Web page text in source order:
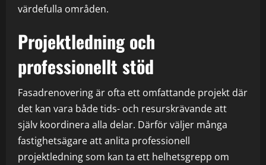
värdefulla områden.
Projektledning och
professionellt stöd
Fasadrenovering är ofta ett omfattande projekt där
det kan vara både tids- och resurskrävande att
själv koordinera alla delar. Därför väljer många
fastighetsägare att anlita professionell
projektledning som kan ta ett helhetsgrepp om